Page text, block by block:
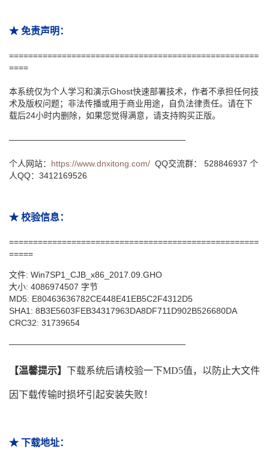
★ 免责声明：
====================================================
====
本系统仅为个人学习和演示Ghost快速部署技术，作者不承担任何技
术及版权问题；非法传播或用于商业用途，自负法律责任。请在下
载后24小时内删除，如果您觉得满意，请支持购买正版。
—————————————————————
个人网站： https://www.dnxitong.com/ QQ交流群： 528846937 个
人QQ：3412169526
★ 校验信息：
====================================================
=====
文件: Win7SP1_CJB_x86_2017.09.GHO
大小: 4086974507 字节
MD5: E80463636782CE448E41EB5C2F4312D5
SHA1: 8B3E5603FEB34317963DA8DF711D902B526680DA
CRC32: 31739654
—————————————————————
【温馨提示】 下载系统后请校验一下MD5值，以防止大文件
因下载传输时损坏引起安装失败！
★ 下载地址：